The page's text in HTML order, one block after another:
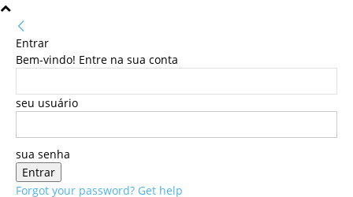
Entrar
Bem-vindo! Entre na sua conta
seu usuário
sua senha
Forgot your password? Get help